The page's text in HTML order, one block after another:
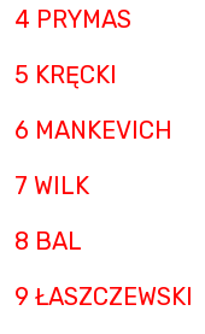
4 PRYMAS
5 KRĘCKI
6 MANKEVICH
7 WILK
8 BAL
9 ŁASZCZEWSKI